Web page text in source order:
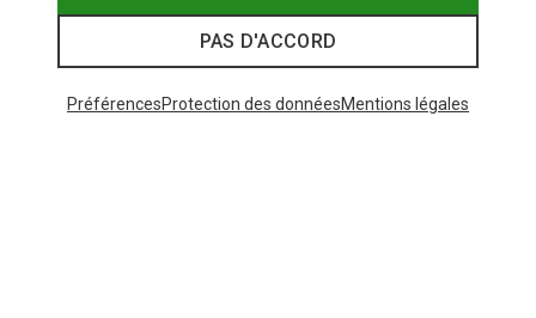
PAS D'ACCORD
PréférencesProtection des donnéesMentions légales